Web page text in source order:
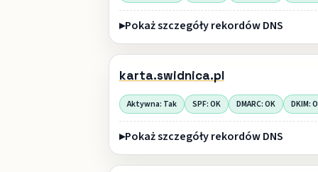
Pokaż szczegóły rekordów DNS
karta.swidnica.pl
Aktywna: Tak SPF: OK DMARC: OK DKIM:
Pokaż szczegóły rekordów DNS